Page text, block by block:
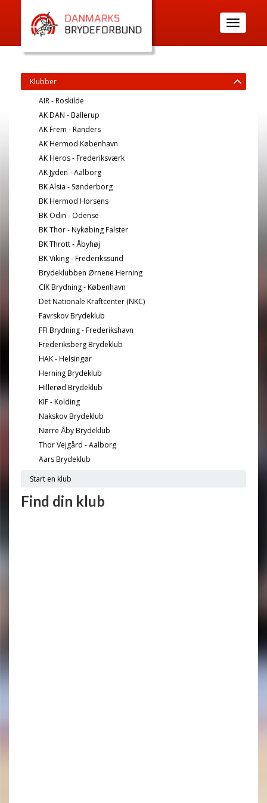
Toggle
navigation
Klubber
AIR - Roskilde
AK DAN - Ballerup
AK Frem - Randers
AK Hermod København
AK Heros - Frederiksværk
AK Jyden - Aalborg
BK Alsia - Sønderborg
BK Hermod Horsens
BK Odin - Odense
BK Thor - Nykøbing Falster
BK Thrott - Åbyhøj
BK Viking - Frederikssund
Brydeklubben Ørnene Herning
CIK Brydning - København
Det Nationale Kraftcenter (NKC)
Favrskov Brydeklub
FFI Brydning - Frederikshavn
Frederiksberg Brydeklub
HAK - Helsingør
Herning Brydeklub
Hillerød Brydeklub
KIF - Kolding
Nakskov Brydeklub
Nørre Åby Brydeklub
Thor Vejgård - Aalborg
Aars Brydeklub
Start en klub
Find din klub